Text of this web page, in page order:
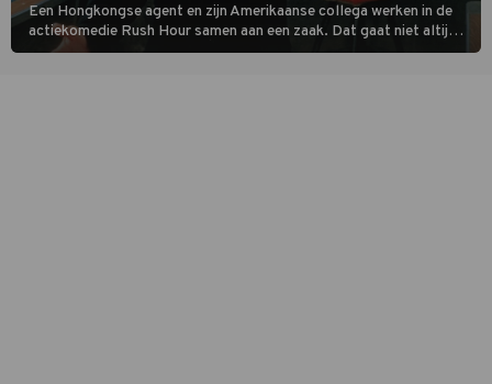
Een Hongkongse agent en zijn Amerikaanse collega werken in de
actiekomedie Rush Hour samen aan een zaak. Dat gaat niet altijd
van een leien dakje.